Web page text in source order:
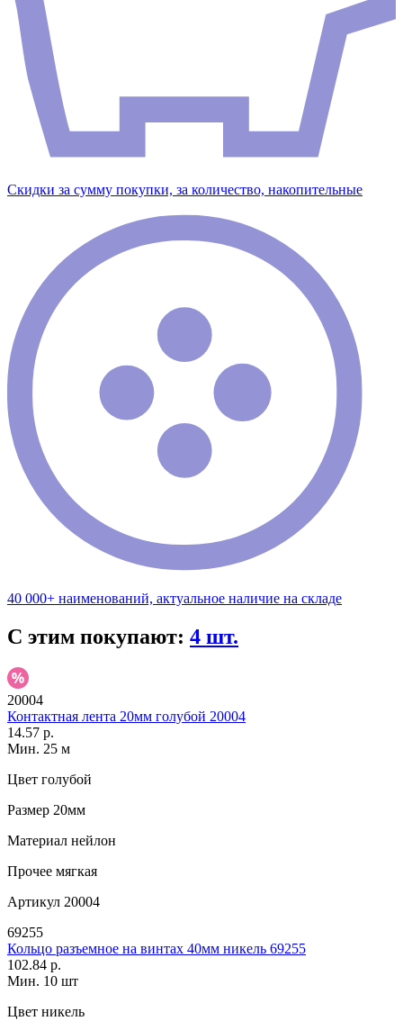
Скидки за сумму покупки, за количество, накопительные
40 000+ наименований, актуальное наличие на складе
С этим покупают: 4 шт.
20004
Контактная лента 20мм голубой 20004
14.57 р.
Мин. 25 м
Цвет голубой
Размер 20мм
Материал нейлон
Прочее мягкая
Артикул 20004
69255
Кольцо разъемное на винтах 40мм никель 69255
102.84 р.
Мин. 10 шт
Цвет никель